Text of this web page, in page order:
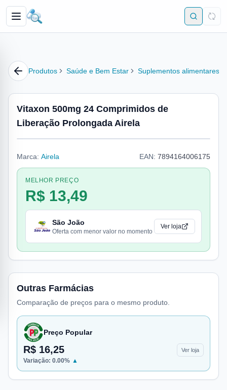
Produtos Saúde e Bem Estar Suplementos alimentares
Vitaxon 500mg 24 Comprimidos de
Liberação Prolongada Airela
Marca: Airela EAN: 7894164006175
MELHOR PREÇO
R$ 13,49
São João
Oferta com menor valor no momento
Ver loja
Outras Farmácias
Comparação de preços para o mesmo produto.
Preço Popular
R$ 16,25 Ver loja
Variação: 0.00% ▲